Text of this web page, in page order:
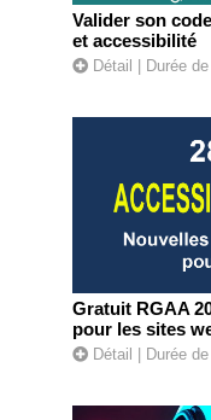
Valider son
et accessibilité
Détail | Durée
Gratuit RGAA
pour les sites
Détail | Durée